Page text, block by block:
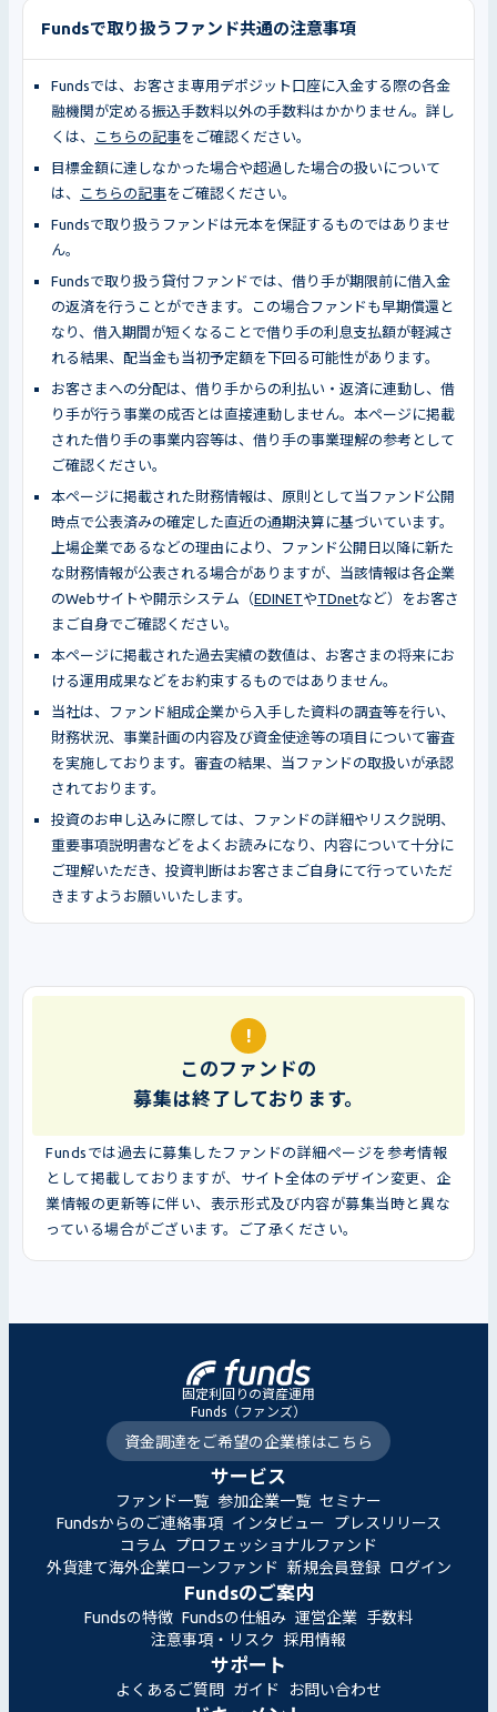
Fundsで取り扱うファンド共通の注意事項
Fundsでは、お客さま専用デポジット口座に入金する際の各金
融機関が定める振込手数料以外の手数料はかかりません。詳し
くは、
こちらの記事をご確認ください。
目標金額に達しなかった場合や超過した場合の扱いについて
は、
こちらの記事をご確認ください。
Fundsで取り扱うファンドは元本を保証するものではありませ
ん。
Fundsで取り扱う貸付ファンドでは、借り手が期限前に借入金
の返済を行うことができます。この場合ファンドも早期償還と
なり、借入期間が短くなることで借り手の利息支払額が軽減さ
れる結果、配当金も当初予定額を下回る可能性があります。
お客さまへの分配は、借り手からの利払い・返済に連動し、借
り手が行う事業の成否とは直接連動しません。本ページに掲載
された借り手の事業内容等は、借り手の事業理解の参考として
ご確認ください。
本ページに掲載された財務情報は、原則として当ファンド公開
時点で公表済みの確定した直近の通期決算に基づいています。
上場企業であるなどの理由により、ファンド公開日以降に新た
な財務情報が公表される場合がありますが、当該情報は各企業
のWebサイトや開示システム（EDINETやTDnetなど）をお客さ
まご自身でご確認ください。
本ページに掲載された過去実績の数値は、お客さまの将来にお
ける運用成果などをお約束するものではありません。
当社は、ファンド組成企業から入手した資料の調査等を行い、
財務状況、事業計画の内容及び資金使途等の項目について審査
を実施しております。審査の結果、当ファンドの取扱いが承認
されております。
投資のお申し込みに際しては、ファンドの詳細やリスク説明、
重要事項説明書などをよくお読みになり、内容について十分に
ご理解いただき、投資判断はお客さまご自身にて行っていただ
きますようお願いいたします。
!
このファンドの
募集は終了しております。
Fundsでは過去に募集したファンドの詳細ページを参考情報
として掲載しておりますが、サイト全体のデザイン変更、企
業情報の更新等に伴い、表示形式及び内容が募集当時と異な
っている場合がございます。ご了承ください。
固定利回りの資産運用
Funds（ファンズ）
資金調達をご希望の企業様はこちら
サービス
ファンド一覧 参加企業一覧 セミナー
Fundsからのご連絡事項 インタビュー
プレスリリース
コラム
プロフェッショナルファンド
外貨建て海外企業ローンファンド 新規会員登録 ログイン
Fundsのご案内
Fundsの特徴 Fundsの仕組み 運営企業 手数料
注意事項・リスク
採用情報
サポート
よくあるご質問 ガイド お問い合わせ